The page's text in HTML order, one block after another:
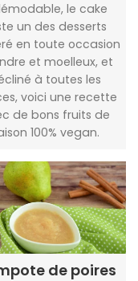
le cake
un des desserts
en toute occasion
et moelleux, et
à toutes les
voici une recette
de bons fruits de
100% vegan.
de poires